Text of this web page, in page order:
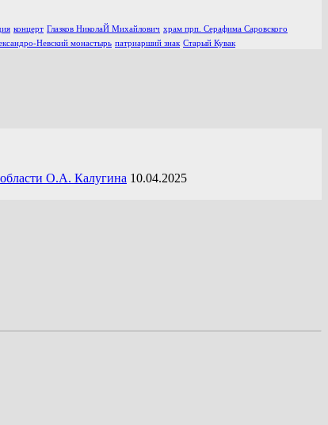
концерт Глазков НиколаЙ Михайлович храм прп. Серафима Саровского
Невский монастырь патриарший знак Старый Кувак
О.А. Калугина 10.04.2025